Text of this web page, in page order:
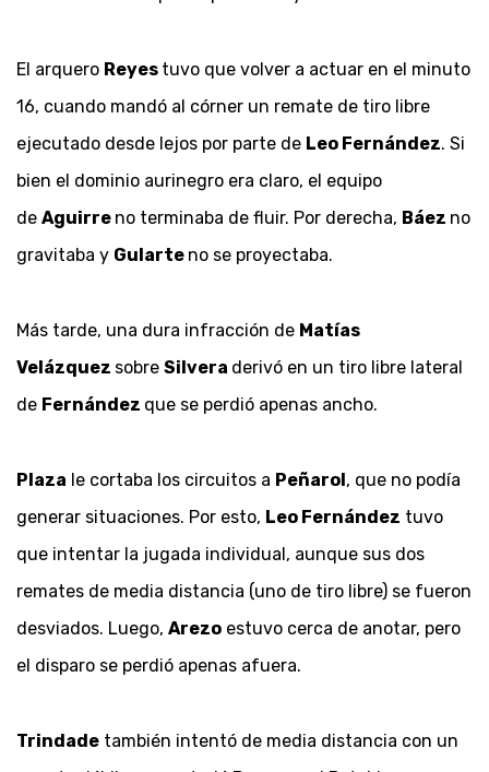
El arquero Reyes tuvo que volver a actuar en el minuto
16, cuando mandó al córner un remate de tiro libre
ejecutado desde lejos por parte de Leo Fernández. Si
bien el dominio aurinegro era claro, el equipo
de Aguirre no terminaba de fluir. Por derecha, Báez no
gravitaba y Gularte no se proyectaba.
Más tarde, una dura infracción de Matías
Velázquez sobre Silvera derivó en un tiro libre lateral
de Fernández que se perdió apenas ancho.
Plaza le cortaba los circuitos a Peñarol, que no podía
generar situaciones. Por esto, Leo Fernández tuvo
que intentar la jugada individual, aunque sus dos
remates de media distancia (uno de tiro libre) se fueron
desviados. Luego, Arezo estuvo cerca de anotar, pero
el disparo se perdió apenas afuera.
Trindade también intentó de media distancia con un